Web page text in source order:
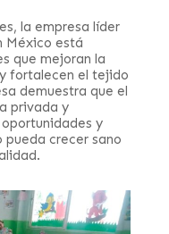
la empresa líder
México está
que mejoran la
fortalecen el tejido
demuestra que el
privada y
y
pueda crecer sano